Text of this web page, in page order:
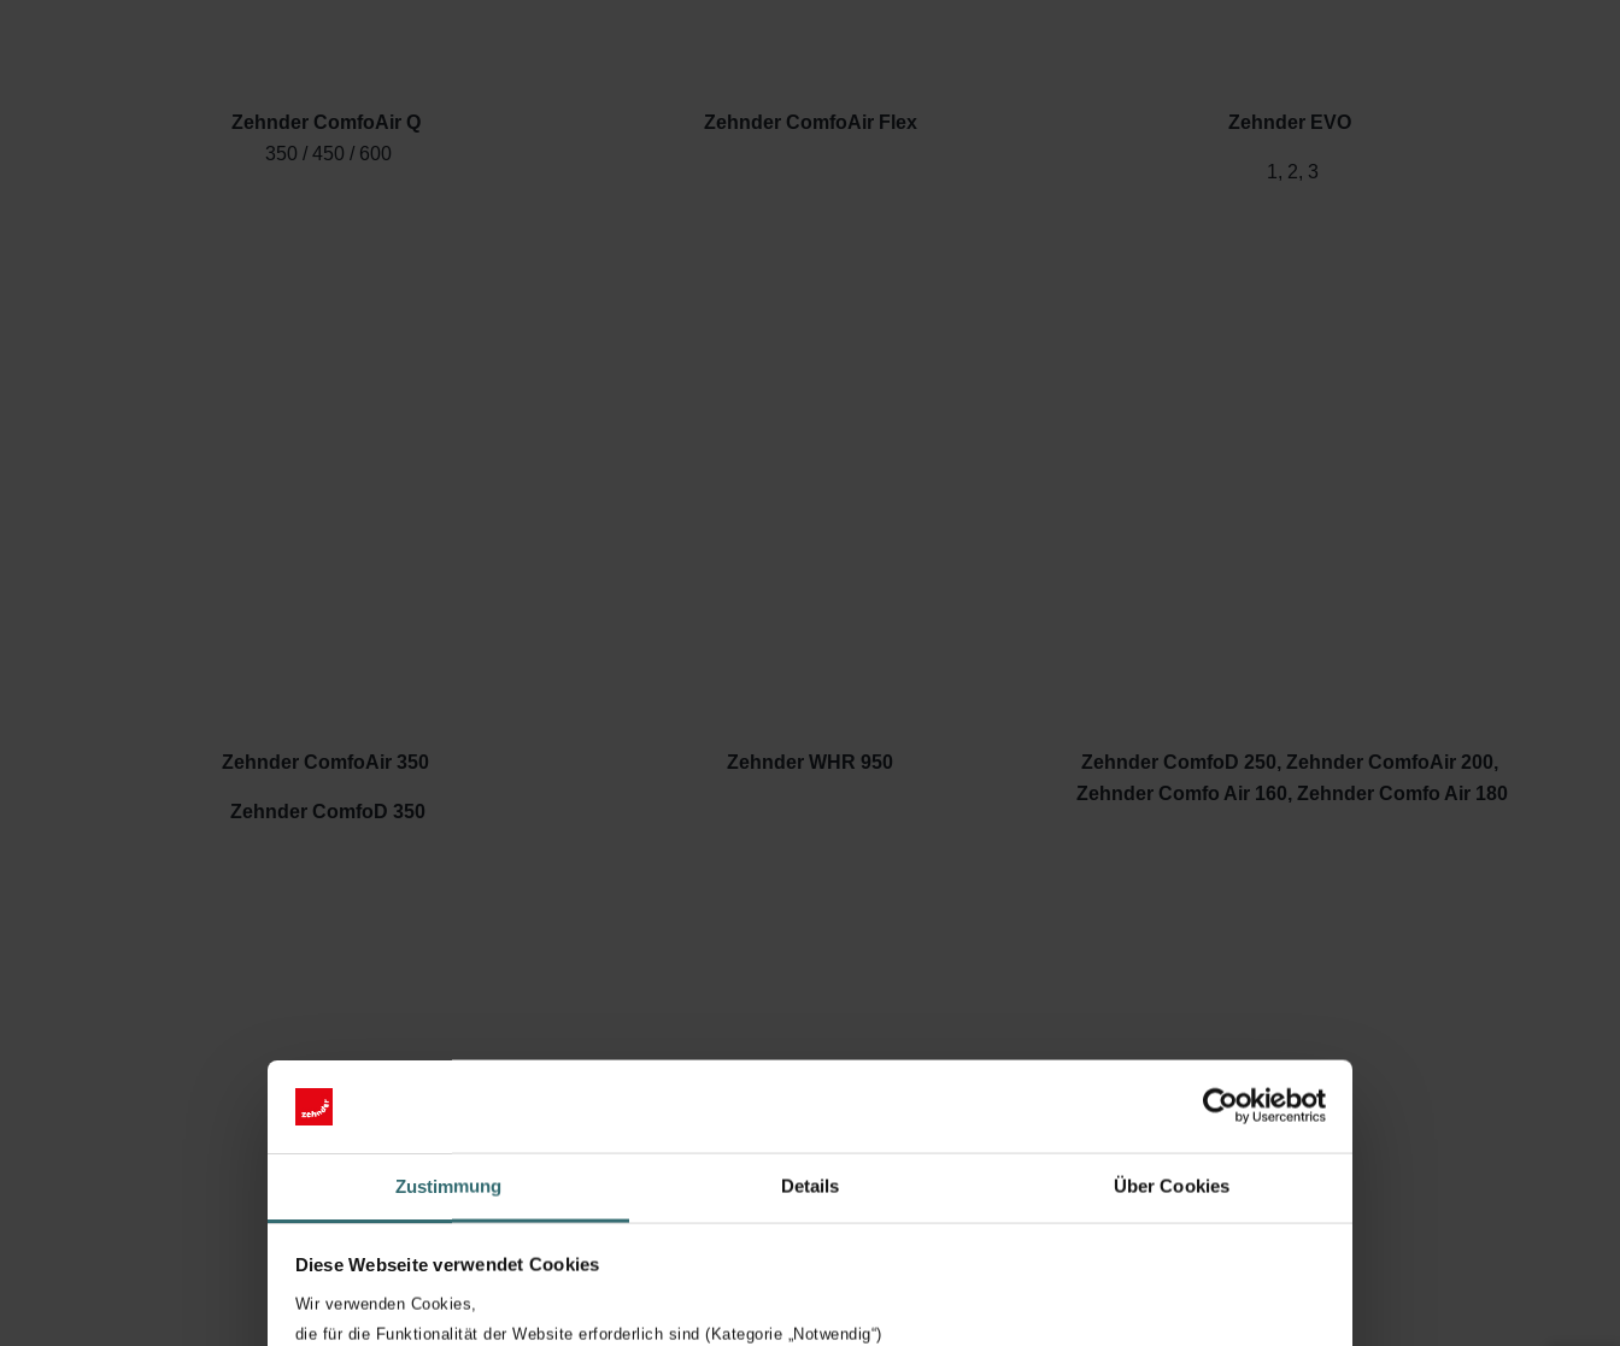
Zustimmung Details Über Cookies
Diese Webseite verwendet Cookies
Wir verwenden Cookies,
die für die Funktionalität der Website erforderlich sind (Kategorie „Notwendig“)
Zehnder ComfoAir Q
350 / 450 / 600
Zehnder ComfoAir Flex Zehnder EVO
1, 2, 3
Zehnder ComfoAir 350
Zehnder ComfoD 350
Zehnder WHR 950
Zehnder ComfoD 250, Zehnder ComfoAir 200,
Zehnder Comfo Air 160, Zehnder Comfo Air 180